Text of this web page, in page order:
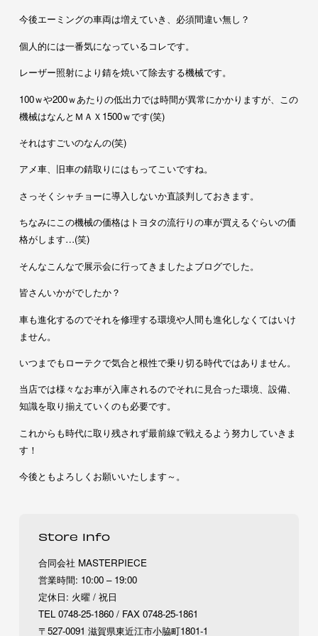
今後エーミングの車両は増えていき、必須間違い無し？
個人的には一番気になっているコレです。
レーザー照射により錆を焼いて除去する機械です。
100ｗや200ｗあたりの低出力では時間が異常にかかりますが、この
機械はなんとＭＡＸ1500ｗです(笑)
それはすごいのなんの(笑)
アメ車、旧車の錆取りにはもってこいですね。
さっそくシャチョーに導入しないか直談判しておきます。
ちなみにこの機械の価格はトヨタの流行りの車が買えるぐらいの価
格がします…(笑)
そんなこんなで展示会に行ってきましたよブログでした。
皆さんいかがでしたか？
車も進化するのでそれを修理する環境や人間も進化しなくてはいけ
ません。
いつまでもローテクで気合と根性で乗り切る時代ではありません。
当店では様々なお車が入庫されるのでそれに見合った環境、設備、
知識を取り揃えていくのも必要です。
これからも時代に取り残されず最前線で戦えるよう努力していきま
す！
今後ともよろしくお願いいたします～。
Store Info
合同会社 MASTERPIECE
営業時間: 10:00 – 19:00
定休日: 火曜 / 祝日
TEL 0748-25-1860 / FAX 0748-25-1861
〒527-0091 滋賀県東近江市小脇町1801-1